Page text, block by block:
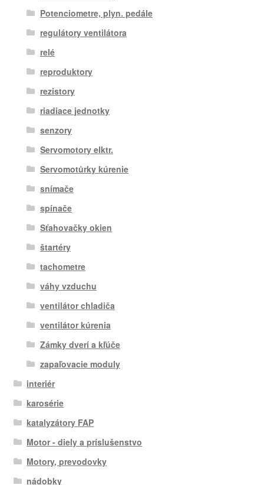
Potenciometre, plyn. pedále
regulátory ventilátora
relé
reproduktory
rezistory
riadiace jednotky
senzory
Servomotory elktr.
Servomotůrky kúrenie
snímače
spínače
Sťahovačky okien
štartéry
tachometre
váhy vzduchu
ventilátor chladiča
ventilátor kúrenia
Zámky dverí a kľúče
zapaľovacie moduly
interiér
karosérie
katalyzátory FAP
Motor - diely a príslušenstvo
Motory, prevodovky
nádobky